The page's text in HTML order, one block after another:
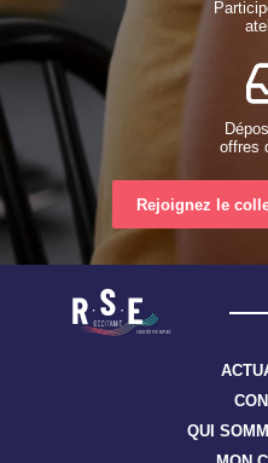
offres
Rejoignez le
QUI